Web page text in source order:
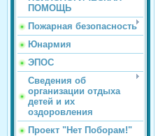
ПОМОЩЬ
Пожарная безопасность
Юнармия
ЭПОС
Сведения об
организации отдыха
детей и их
оздоровления
Проект "Нет Поборам!"